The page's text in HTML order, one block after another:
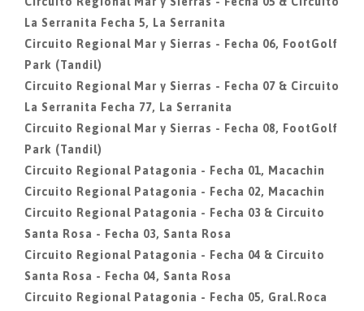
La Serranita Fecha 5, La Serranita
Circuito Regional Mar y Sierras - Fecha 06, FootGolf
Park (Tandil)
Circuito Regional Mar y Sierras - Fecha 07 & Circuito
La Serranita Fecha 77, La Serranita
Circuito Regional Mar y Sierras - Fecha 08, FootGolf
Park (Tandil)
Circuito Regional Patagonia - Fecha 01, Macachin
Circuito Regional Patagonia - Fecha 02, Macachin
Circuito Regional Patagonia - Fecha 03 & Circuito
Santa Rosa - Fecha 03, Santa Rosa
Circuito Regional Patagonia - Fecha 04 & Circuito
Santa Rosa - Fecha 04, Santa Rosa
Circuito Regional Patagonia - Fecha 05, Gral.Roca